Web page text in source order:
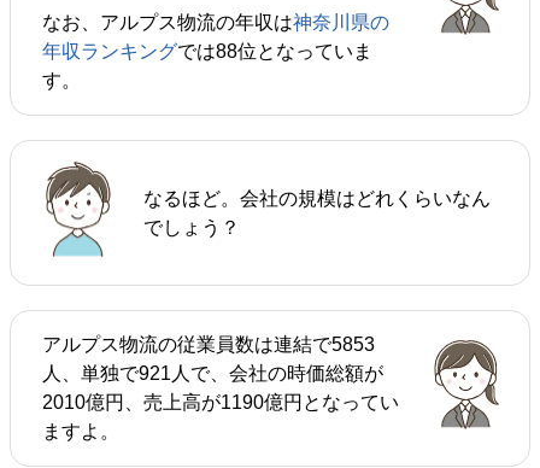
なお、アルプス物流の年収は神奈川県の
年収ランキングでは88位となっていま
す。
なるほど。会社の規模はどれくらいなん
でしょう？
アルプス物流の従業員数は連結で5853
人、単独で921人で、会社の時価総額が
2010億円、売上高が1190億円となってい
ますよ。